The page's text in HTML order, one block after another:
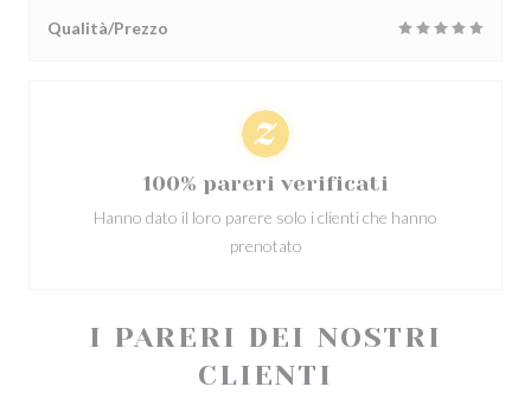
I PARERI DEI NOSTRI
CLIENTI
Qualità/Prezzo
100% pareri verificati
Hanno dato il loro parere solo i clienti che hanno
prenotato